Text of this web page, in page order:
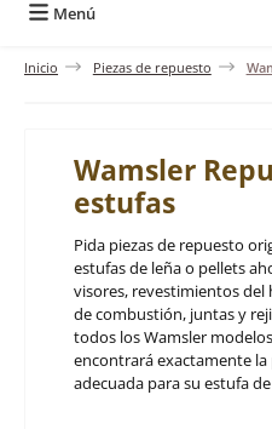
Menú
Inicio Piezas de repuesto
Wamsler
estufas
Pida piezas de repuesto
estufas de leña o pellets
visores, revestimientos del
de combustión, juntas y
todos los Wamsler
encontrará exactamente la
adecuada para su estufa